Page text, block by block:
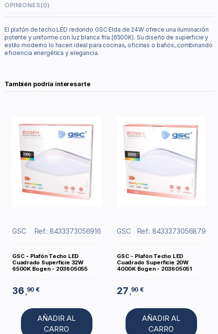
OPINIONES(0)
El plafón de techo LED redondo GSC Elda de 24W ofrece una iluminación
potente y uniforme con luz blanca fría (6500K). Su diseño de superficie y
estilo moderno lo hacen ideal para cocinas, oficinas o baños, combinando
eficiencia energética y elegancia.
También podría interesarte
GSC Ref.: 8433373056916
GSC - Plafón Techo LED
Cuadrado Superfície 32W
6500K Bogen - 203605055
36 90 €
AÑADIR AL
CARRO
GSC Ref.: 8433373056879
GSC - Plafón Techo LED
Cuadrado Superfície 20W
4000K Bogen - 203605051
27 90 €
AÑADIR AL
CARRO